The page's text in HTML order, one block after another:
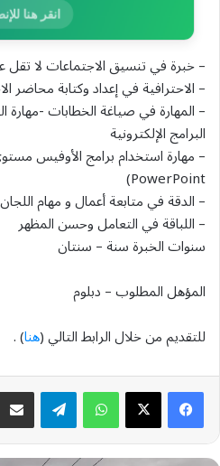
انقر هنا
– خبرة في تنسيق الاجتماعات لا
– الاحترافية في إعداد وكتابة محاضر
– المهارة في صياغة الخطابات -مهارة
البرامج الإلكترونية
PowerPoint)
– الدقة في متابعة أعمال و مهام اللجان
– اللباقة في التعامل وحسن المظهر
سنوات الخبرة سنة – سنتان
المؤهل المطلوب – دبلوم
للتقديم من خلال الرابط التالي (هنا) .
واتسابتيلقرام